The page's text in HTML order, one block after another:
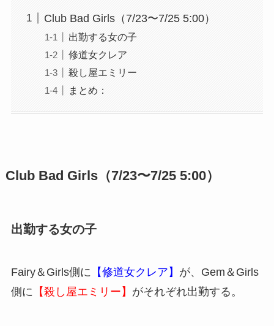
Club Bad Girls（7/23〜7/25 5:00）
出勤する女の子
修道女クレア
殺し屋エミリー
まとめ：
Club Bad Girls（7/23〜7/25 5:00）
出勤する女の子
Fairy＆Girls側に 【修道女クレア】 が、Gem＆Girls
側に 【殺し屋エミリー】 がそれぞれ出勤する。